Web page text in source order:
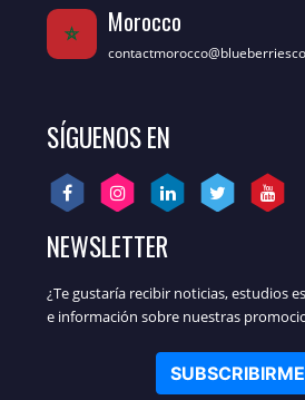
Morocco
SÍGUENOS EN
NEWSLETTER
¿Te gustaría recibir noticias, estudios
e información sobre nuestras
SUBSCRIBIRME